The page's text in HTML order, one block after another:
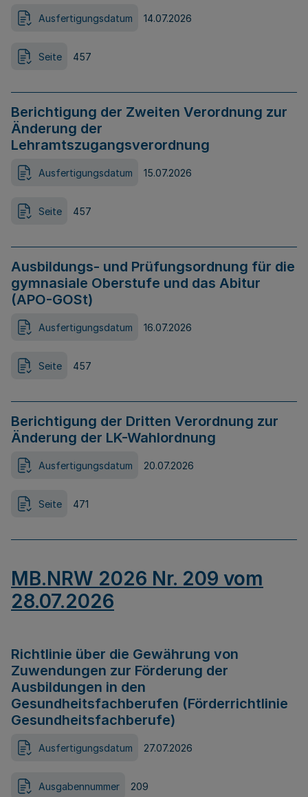
Ausfertigungsdatum 14.07.2026
Seite 457
Berichtigung der Zweiten Verordnung zur
Änderung der
Lehramtszugangsverordnung
Ausfertigungsdatum 15.07.2026
Seite 457
Ausbildungs- und Prüfungsordnung für die
gymnasiale Oberstufe und das Abitur
(APO-GOSt)
Ausfertigungsdatum 16.07.2026
Seite 457
Berichtigung der Dritten Verordnung zur
Änderung der LK-Wahlordnung
Ausfertigungsdatum 20.07.2026
Seite 471
MB.NRW 2026 Nr. 209 vom
28.07.2026
Richtlinie über die Gewährung von
Zuwendungen zur Förderung der
Ausbildungen in den
Gesundheitsfachberufen (Förderrichtlinie
Gesundheitsfachberufe)
Ausfertigungsdatum 27.07.2026
Ausgabennummer 209